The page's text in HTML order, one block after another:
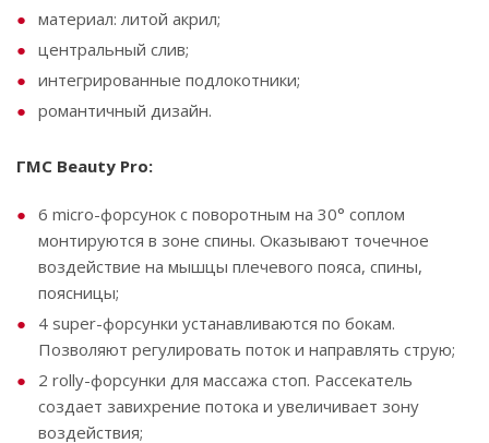
материал: литой акрил;
центральный слив;
интегрированные подлокотники;
романтичный дизайн.
ГМС Beauty Pro:
6 micro-форсунок с поворотным на 30° соплом
монтируются в зоне спины. Оказывают точечное
воздействие на мышцы плечевого пояса, спины,
поясницы;
4 super-форсунки устанавливаются по бокам.
Позволяют регулировать поток и направлять струю;
2 rolly-форсунки для массажа стоп. Рассекатель
создает завихрение потока и увеличивает зону
воздействия;